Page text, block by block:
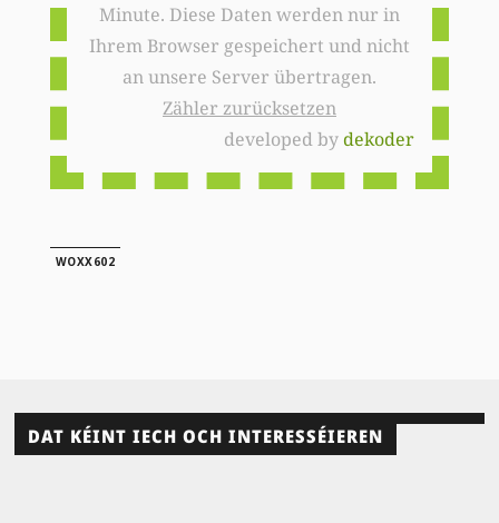
Minute. Diese Daten werden nur in
Ihrem Browser gespeichert und nicht
an unsere Server übertragen.
Zähler zurücksetzen
developed bydekoder
WOXX602
DAT KÉINT IECH OCH INTERESSÉIEREN